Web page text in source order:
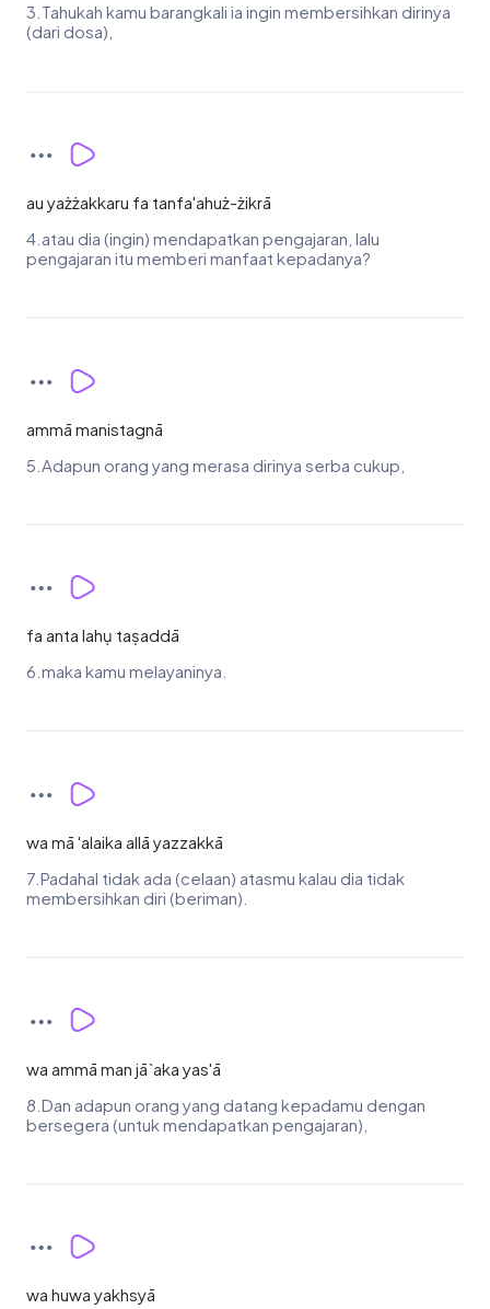
3.Tahukah kamu barangkali ia ingin membersihkan dirinya
(dari dosa),
au yażżakkaru fa tanfa'ahuż-żikrā
4.atau dia (ingin) mendapatkan pengajaran, lalu
pengajaran itu memberi manfaat kepadanya?
ammā manistagnā
5.Adapun orang yang merasa dirinya serba cukup,
fa anta lahụ taṣaddā
6.maka kamu melayaninya.
wa mā 'alaika allā yazzakkā
7.Padahal tidak ada (celaan) atasmu kalau dia tidak
membersihkan diri (beriman).
wa ammā man jā`aka yas'ā
8.Dan adapun orang yang datang kepadamu dengan
bersegera (untuk mendapatkan pengajaran),
wa huwa yakhsyā